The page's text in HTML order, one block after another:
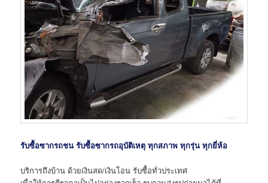
รับซื้อซากรถชน รับซื้อซากรถอุบัติเหตุ ทุกสภาพ ทุกรุ่น ทุกยี่ห้อ
บริการถึงบ้าน ด้วยเงินสด/เงินโอน รับซื้อทั่วประเทศ